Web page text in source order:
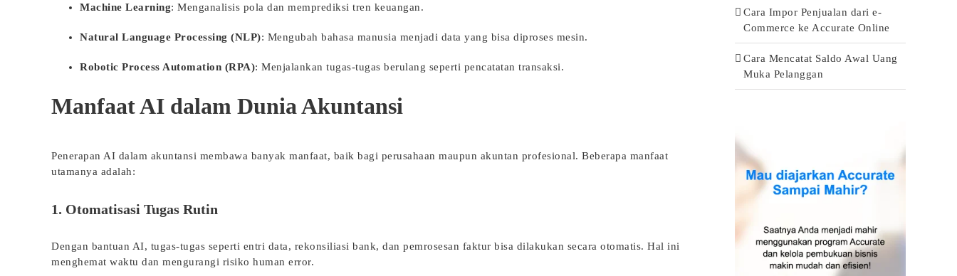
Machine Learning: Menganalisis pola dan memprediksi tren keuangan.
Natural Language Processing (NLP): Mengubah bahasa manusia menjadi data yang bisa diproses mesin.
Robotic Process Automation (RPA): Menjalankan tugas-tugas berulang seperti pencatatan transaksi.
Manfaat AI dalam Dunia Akuntansi
Penerapan AI dalam akuntansi membawa banyak manfaat, baik bagi perusahaan maupun akuntan profesional. Beberapa manfaat
utamanya adalah:
1. Otomatisasi Tugas Rutin
Dengan bantuan AI, tugas-tugas seperti entri data, rekonsiliasi bank, dan pemrosesan faktur bisa dilakukan secara otomatis. Hal ini
menghemat waktu dan mengurangi risiko human error.
Cara Impor Penjualan dari e-
Commerce ke Accurate Online
Cara Mencatat Saldo Awal Uang
Muka Pelanggan